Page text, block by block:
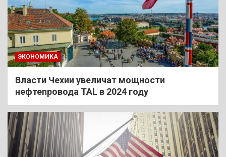
ЭКОНОМИКА
Власти Чехии увеличат мощности
нефтепровода TAL в 2024 году